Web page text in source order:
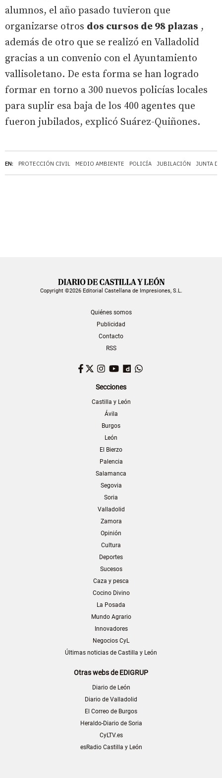
EN: PROTECCIÓN CIVIL MEDIO AMBIENTE POLICÍA JUBILACIÓN JUNTA
alumnos, el año pasado tuvieron que
organizarse otros dos cursos de 98 plazas ,
además de otro que se realizó en Valladolid
gracias a un convenio con el Ayuntamiento
vallisoletano. De esta forma se han logrado
formar en torno a 300 nuevos policías locales
para suplir esa baja de los 400 agentes que
fueron jubilados, explicó Suárez-Quiñones.
Copyright ©2026 Editorial Castellana de Impresiones, S.L.
Quiénes somos
Publicidad
Contacto
RSS
Facebook
TwitterInstagram
YouTubeDailymotion
Secciones
Castilla y León
Ávila
Burgos
León
El Bierzo
Palencia
Salamanca
Segovia
Soria
Valladolid
Zamora
Opinión
Cultura
Deportes
Sucesos
Caza y pesca
Cocino Divino
La Posada
Mundo Agrario
Innovadores
Negocios CyL
Últimas noticias de Castilla y León
Otras webs de EDIGRUP
Diario de León
Diario de Valladolid
El Correo de Burgos
Heraldo-Diario de Soria
CyLTV.es
esRadio Castilla y León